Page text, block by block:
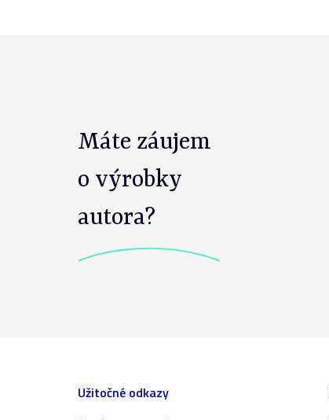
Máte záujem
o výrobky
autora?
Užitočné odkazy